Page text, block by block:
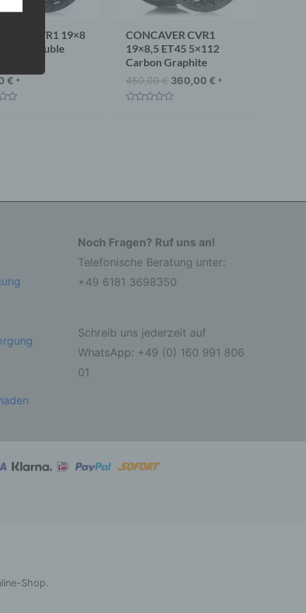
CVR1 19×8
Double
€ *
CONCAVER CVR1
19×8,5 ET45 5×112
Carbon Graphite
450,00€ 360,00 € *
Noch Fragen? Ruf uns an!
Telefonische Beratung unter:
+49 6181 3698350
Schreib uns jederzeit auf
WhatsApp: +49 (0) 160 991 806
01
Shop.